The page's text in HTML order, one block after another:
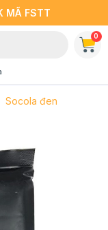
MÃ FSTT
0
Socola đen